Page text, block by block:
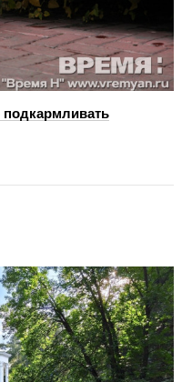
подкармливать